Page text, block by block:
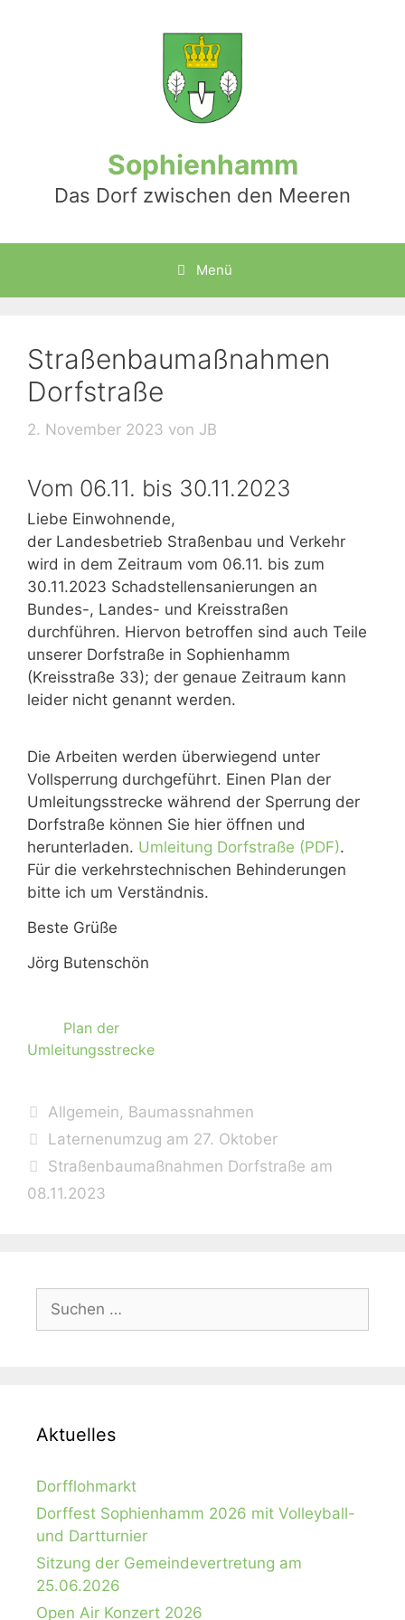
Sophienhamm
Das Dorf zwischen den Meeren
Menü
Straßenbaumaßnahmen
Dorfstraße
2. November 2023 von JB
Vom 06.11. bis 30.11.2023
Liebe Einwohnende,
der Landesbetrieb Straßenbau und Verkehr
wird in dem Zeitraum vom 06.11. bis zum
30.11.2023 Schadstellensanierungen an
Bundes-, Landes- und Kreisstraßen
durchführen. Hiervon betroffen sind auch Teile
unserer Dorfstraße in Sophienhamm
(Kreisstraße 33); der genaue Zeitraum kann
leider nicht genannt werden.
Die Arbeiten werden überwiegend unter
Vollsperrung durchgeführt. Einen Plan der
Umleitungsstrecke während der Sperrung der
Dorfstraße können Sie hier öffnen und
herunterladen. Umleitung Dorfstraße (PDF).
Für die verkehrstechnischen Behinderungen
bitte ich um Verständnis.
Beste Grüße
Jörg Butenschön
Plan der
Umleitungsstrecke
Kategorien
Allgemein, Baumassnahmen
Laternenumzug am 27. Oktober
Straßenbaumaßnahmen Dorfstraße am
08.11.2023
Suchen
nach:
Aktuelles
Dorfflohmarkt
Dorffest Sophienhamm 2026 mit Volleyball-
und Dartturnier
Sitzung der Gemeindevertretung am
25.06.2026
Open Air Konzert 2026